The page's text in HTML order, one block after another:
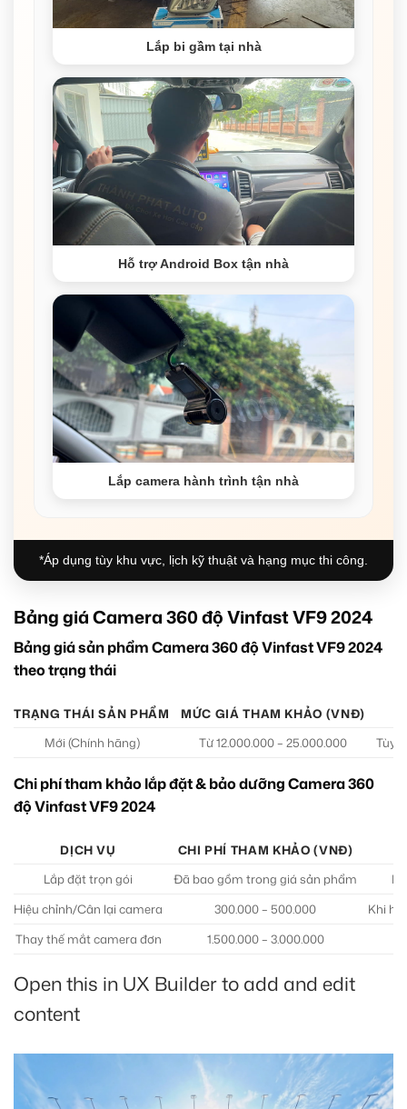
Lắp bi gầm tại nhà
Hỗ trợ Android Box tận nhà
Lắp camera hành trình tận nhà
*Áp dụng tùy khu vực, lịch kỹ thuật và hạng mục thi công.
Bảng giá Camera 360 độ Vinfast VF9 2024
Bảng giá sản phẩm Camera 360 độ Vinfast VF9 2024
theo trạng thái
TRẠNG THÁI SẢN PHẨM
MỨC GIÁ THAM KHẢO (VNĐ)
Mới (Chính hãng)
Từ 12.000.000 – 25.000.000 Tùy
Chi phí tham khảo lắp đặt & bảo dưỡng Camera 360
độ Vinfast VF9 2024
DỊCH VỤ
CHI PHÍ THAM KHẢO (VNĐ)
Lắp đặt trọn gói
Đã bao gồm trong giá sản phẩm
Hiệu chỉnh/Cân lại camera
300.000 – 500.000
Khi
Thay thế mắt camera đơn
1.500.000 – 3.000.000
Open this in UX Builder to add and edit
content